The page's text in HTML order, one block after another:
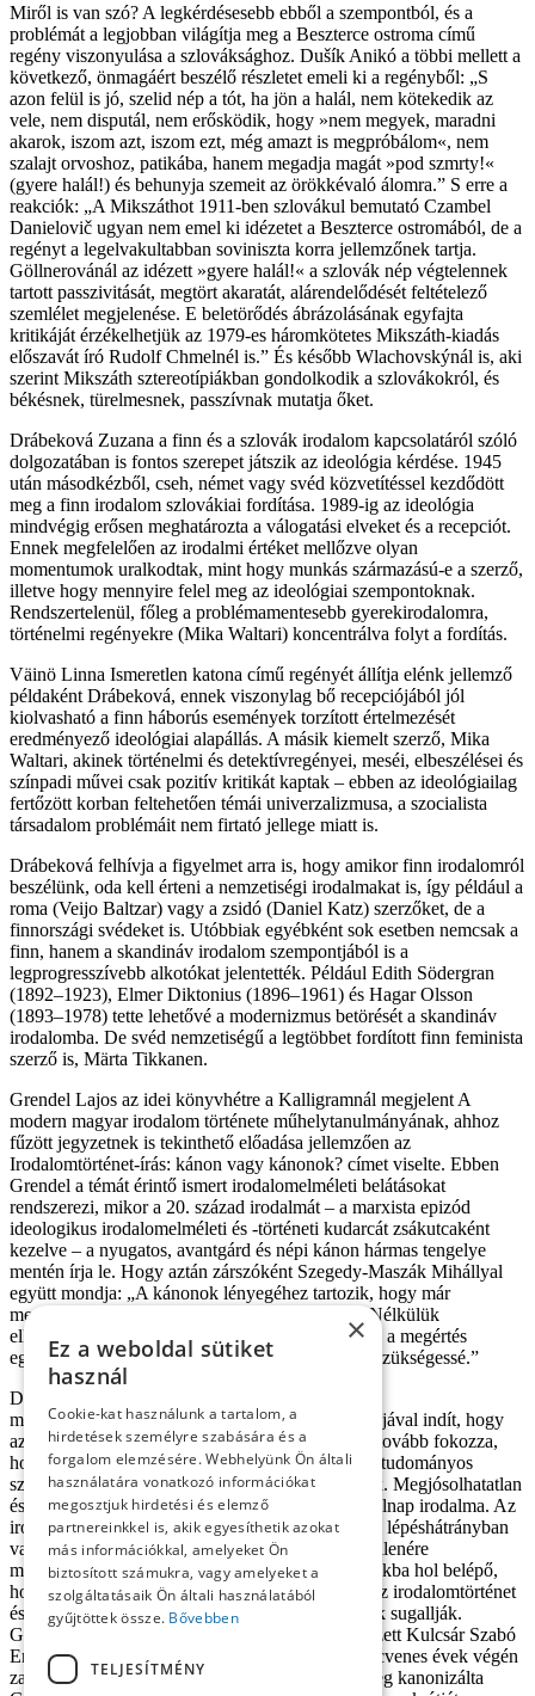
Miről is van szó? A legkérdésesebb ebből a szempontból, és a
problémát a legjobban világítja meg a Beszterce ostroma című
regény viszonyulása a szlováksághoz. Dušík Anikó a többi mellett a
következő, önmagáért beszélő részletet emeli ki a regényből: „S
azon felül is jó, szelid nép a tót, ha jön a halál, nem kötekedik az
vele, nem disputál, nem erősködik, hogy »nem megyek, maradni
akarok, iszom azt, iszom ezt, még amazt is megpróbálom«, nem
szalajt orvoshoz, patikába, hanem megadja magát »pod szmrty!«
(gyere halál!) és behunyja szemeit az örökkévaló álomra.” S erre a
reakciók: „A Mikszáthot 1911-ben szlovákul bemutató Czambel
Danielovič ugyan nem emel ki idézetet a Beszterce ostromából, de a
regényt a legelvakultabban soviniszta korra jellemzőnek tartja.
Göllnerovánál az idézett »gyere halál!« a szlovák nép végtelennek
tartott passzivitását, megtört akaratát, alárendelődését feltételező
szemlélet megjelenése. E beletörődés ábrázolásának egyfajta
kritikáját érzékelhetjük az 1979-es háromkötetes Mikszáth-kiadás
előszavát író Rudolf Chmelnél is.” És később Wlachovskýnál is, aki
szerint Mikszáth sztereotípiákban gondolkodik a szlovákokról, és
békésnek, türelmesnek, passzívnak mutatja őket.
Drábeková Zuzana a finn és a szlovák irodalom kapcsolatáról szóló
dolgozatában is fontos szerepet játszik az ideológia kérdése. 1945
után másodkézből, cseh, német vagy svéd közvetítéssel kezdődött
meg a finn irodalom szlovákiai fordítása. 1989-ig az ideológia
mindvégig erősen meghatározta a válogatási elveket és a recepciót.
Ennek megfelelően az irodalmi értéket mellőzve olyan
momentumok uralkodtak, mint hogy munkás származású-e a szerző,
illetve hogy mennyire felel meg az ideológiai szempontoknak.
Rendszertelenül, főleg a problémamentesebb gyerekirodalomra,
történelmi regényekre (Mika Waltari) koncentrálva folyt a fordítás.
Väinö Linna Ismeretlen katona című regényét állítja elénk jellemző
példaként Drábeková, ennek viszonylag bő recepciójából jól
kiolvasható a finn háborús események torzított értelmezését
eredményező ideológiai alapállás. A másik kiemelt szerző, Mika
Waltari, akinek történelmi és detektívregényei, meséi, elbeszélései és
színpadi művei csak pozitív kritikát kaptak – ebben az ideológiailag
fertőzött korban feltehetően témái univerzalizmusa, a szocialista
társadalom problémáit nem firtató jellege miatt is.
Drábeková felhívja a figyelmet arra is, hogy amikor finn irodalomról
beszélünk, oda kell érteni a nemzetiségi irodalmakat is, így például a
roma (Veijo Baltzar) vagy a zsidó (Daniel Katz) szerzőket, de a
finnországi svédeket is. Utóbbiak egyébként sok esetben nemcsak a
finn, hanem a skandináv irodalom szempontjából is a
legprogresszívebb alkotókat jelentették. Például Edith Södergran
(1892–1923), Elmer Diktonius (1896–1961) és Hagar Olsson
(1893–1978) tette lehetővé a modernizmus betörését a skandináv
irodalomba. De svéd nemzetiségű a legtöbbet fordított finn feminista
szerző is, Märta Tikkanen.
Grendel Lajos az idei könyvhétre a Kalligramnál megjelent A
modern magyar irodalom története műhelytanulmányának, ahhoz
fűzött jegyzetnek is tekinthető előadása jellemzően az
Irodalomtörténet-írás: kánon vagy kánonok? címet viselte. Ebben
Grendel a témát érintő ismert irodalomelméleti belátásokat
rendszerezi, mikor a 20. század irodalmát – a marxista epizód
ideologikus irodalomelméleti és -történeti kudarcát zsákutcaként
kezelve – a nyugatos, avantgárd és népi kánon hármas tengelye
mentén írja le. Hogy aztán zárszóként Szegedy-Maszák Mihállyal
együtt mondja: „A kánonok lényegéhez tartozik, hogy már
megalkotásuk pillanatában érvényüket veszítik. Nélkülük
elképzelhetetlen a műalkotások megközelítése, de a megértés
egyszersmind a létező kánonok rombolását teszi szükségessé.”
Dolgozatában jellemzően az irodalomtörténet
megírhatóságának/megírhatatlanságának dilemmájával indít, hogy
aztán megállapítsa: „A kánonképzés nehézségeit tovább fokozza,
hogy az irodalomban végbemenő folyamatokat a tudományos
szempontok többnyire csak kevéssé befolyásolják. Megjósolhatatlan
és előre nem számítható ki, hogy milyen lesz a holnap irodalma. Az
irodalomtörténet-írás ezért szükségképpen mindig lépéshátrányban
van az élő irodalommal szemben.” Talán ennek ellenére
megjegyezhető, hogy a kánonok közt lebegő, azokba hol belépő,
hol kilépő alkotások, írók sorsa kevésbé mentes az irodalomtörténet
és -elmélet hatásától, mint ahogy ezek s mondatok sugallják.
Gondoljunk csak éppen a Grendel által sokat idézett Kulcsár Szabó
Ernő irodalomra gyakorolt hatására, vagy a kilencvenes évek végén
zajlott kritikavitára, amely végeredményben végleg kanonizálta
×
Ez a weboldal sütiket
használ
Cookie-kat használunk a tartalom, a
hirdetések személyre szabására és a
forgalom elemzésére. Webhelyünk Ön általi
használatára vonatkozó információkat
megosztjuk hirdetési és elemző
partnereinkkel is, akik egyesíthetik azokat
más információkkal, amelyeket Ön
biztosított számukra, vagy amelyeket a
szolgáltatásaik Ön általi használatából
gyűjtöttek össze. Bővebben
TELJESÍTMÉNY